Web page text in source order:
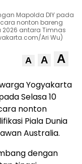
Mapolda DIY pada
nonton bareng
2026 antara Timnas
Ari Wu)
A A A
Yogyakarta
Selasa 10
nonton
Piala Dunia
Australia.
dengan